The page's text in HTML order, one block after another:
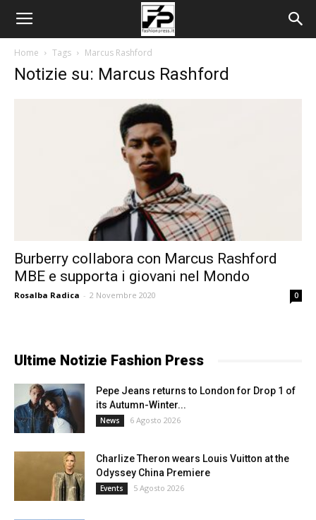
Home Tags Marcus Rashford
Notizie su: Marcus Rashford
Burberry collabora con Marcus Rashford
MBE e supporta i giovani nel Mondo
Rosalba Radica - 2 Novembre 2020 0
Ultime Notizie Fashion Press
Pepe Jeans returns to London for Drop 1 of
its Autumn-Winter...
News 6 Agosto 2026
Charlize Theron wears Louis Vuitton at the
Odyssey China Premiere
Events 5 Agosto 2026